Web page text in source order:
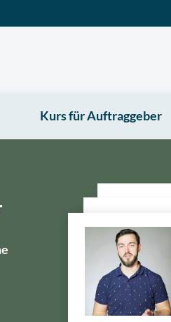
Kurs für Auftraggeber